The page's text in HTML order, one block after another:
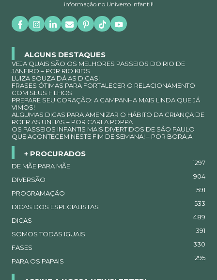
informação no Universo Infantil!
ALGUNS DESTAQUES
VEJA QUAIS SÃO OS MELHORES PASSEIOS DO RIO DE
JANEIRO – POR RIO KIDS
LUIZA SOUZA DÁ AS DICAS!
FRASES ÓTIMAS PARA FORTALECER O RELACIONAMENTO
COM SEUS FILHOS
PREPARE SEU CORAÇÃO: A CAMPANHA MAIS LINDA QUE JÁ
VIMOS!
ALGUMAS DICAS PARA AMENIZAR O HÁBITO DA CRIANÇA DE
ROER AS UNHAS – POR CARLA POPPA
OS PASSEIOS INFANTIS MAIS DIVERTIDOS DE SÃO PAULO
QUE ACONTECEM NESTE FIM DE SEMANA! – POR BORA.AI
+ PROCURADOS
DE MÃE PARA MÃE 1297
DIVERSÃO 904
PROGRAMAÇÃO 591
DICAS DOS ESPECIALISTAS 533
DICAS 489
SOMOS TODAS IGUAIS 391
FASES 330
PARA OS PAPAIS 295